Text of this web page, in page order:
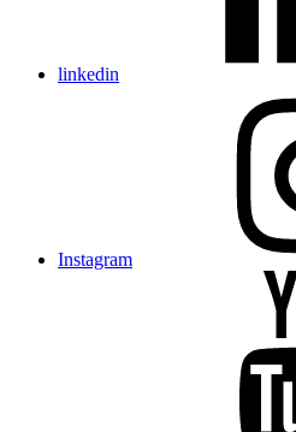
linkedin
Instagram